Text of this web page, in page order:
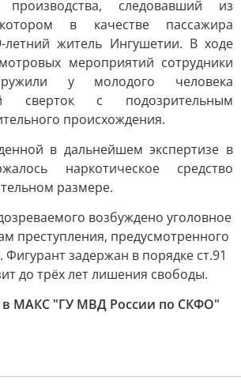
производства, следовавший из
в качестве пассажира
летний житель Ингушетии. В ходе
мероприятий сотрудники
у молодого человека
сверток с подозрительным
происхождения.
в дальнейшем экспертизе в
наркотическое средство
размере.
возбуждено уголовное
преступления, предусмотренного
Фигурант задержан в порядке ст.91
до трёх лет лишения свободы.
в МАКС "ГУ МВД России по СКФО"